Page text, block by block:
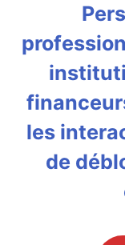
les
de